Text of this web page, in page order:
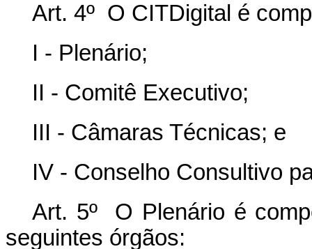
Art. 4º O CITDigital é
I - Plenário;
II - Comitê Executivo;
III - Câmaras Técnicas; e
IV - Conselho Consultivo
Art. 5º O Plenário é
seguintes órgãos: